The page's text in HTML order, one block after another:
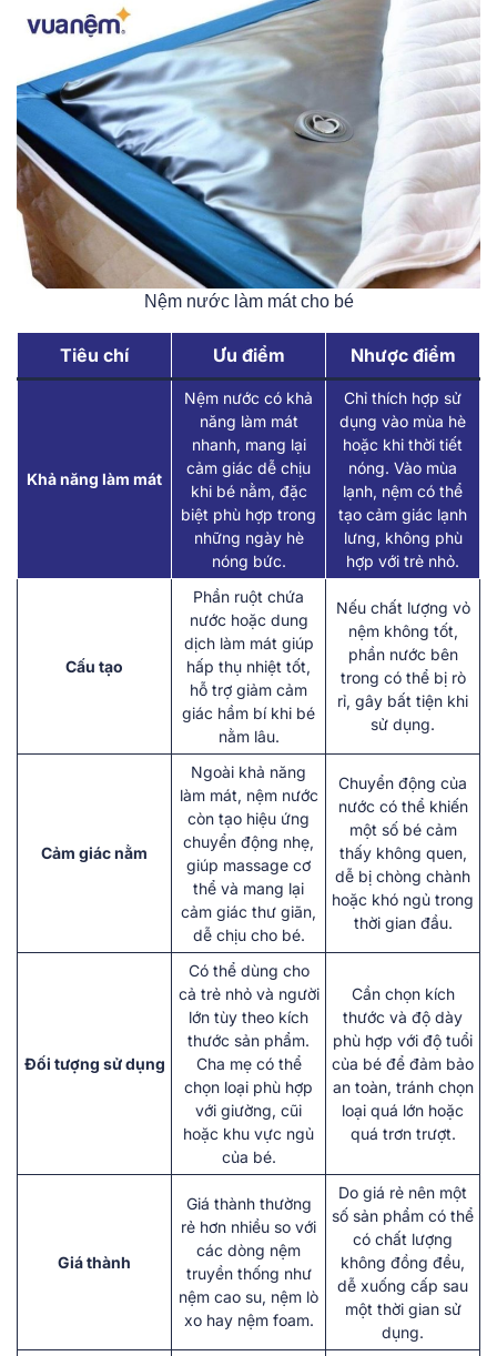
Nệm nước làm mát cho bé
Tiêu chí Ưu điểm Nhược điểm
Khả năng làm mát
Nệm nước có khả
năng làm mát
nhanh, mang lại
cảm giác dễ chịu
khi bé nằm, đặc
biệt phù hợp trong
những ngày hè
nóng bức.
Chỉ thích hợp sử
dụng vào mùa hè
hoặc khi thời tiết
nóng. Vào mùa
lạnh, nệm có thể
tạo cảm giác lạnh
lưng, không phù
hợp với trẻ nhỏ.
Cấu tạo
Phần ruột chứa
nước hoặc dung
dịch làm mát giúp
hấp thụ nhiệt tốt,
hỗ trợ giảm cảm
giác hầm bí khi bé
nằm lâu.
Nếu chất lượng vỏ
nệm không tốt,
phần nước bên
trong có thể bị rò
rỉ, gây bất tiện khi
sử dụng.
Cảm giác nằm
Ngoài khả năng
làm mát, nệm nước
còn tạo hiệu ứng
chuyển động nhẹ,
giúp massage cơ
thể và mang lại
cảm giác thư giãn,
dễ chịu cho bé.
Chuyển động của
nước có thể khiến
một số bé cảm
thấy không quen,
dễ bị chòng chành
hoặc khó ngủ trong
thời gian đầu.
Đối tượng sử dụng
Có thể dùng cho
cả trẻ nhỏ và người
lớn tùy theo kích
thước sản phẩm.
Cha mẹ có thể
chọn loại phù hợp
với giường, cũi
hoặc khu vực ngủ
của bé.
Cần chọn kích
thước và độ dày
phù hợp với độ tuổi
của bé để đảm bảo
an toàn, tránh chọn
loại quá lớn hoặc
quá trơn trượt.
Giá thành
Giá thành thường
rẻ hơn nhiều so với
các dòng nệm
truyền thống như
nệm cao su, nệm lò
xo hay nệm foam.
Do giá rẻ nên một
số sản phẩm có thể
có chất lượng
không đồng đều,
dễ xuống cấp sau
một thời gian sử
dụng.